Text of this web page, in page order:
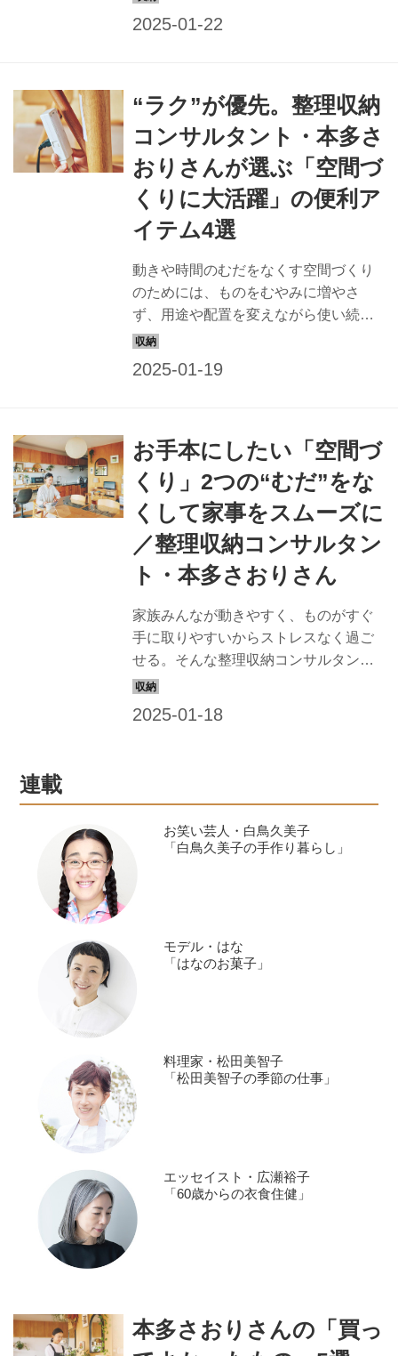
（『天然生活』2022年8月号掲載）
“ラク”が優先。整理収納
コンサルタント・本多さ
おりさんが選ぶ「空間づ
くりに大活躍」の便利ア
イテム4選
動きや時間のむだをなくす空間づくり
のためには、ものをむやみに増やさ
ず、用途や配置を変えながら使い続け
ているという整理収納コンサルタント
お手本にしたい「空間づ
くり」2つの“むだ”をな
くして家事をスムーズに
／整理収納コンサルタン
ト・本多さおりさん
家族みんなが動きやすく、ものがすぐ
手に取りやすいからストレスなく過ご
せる。そんな整理収納コンサルタン
ト・本多さおりさんの自宅には、上手
連載
お笑い芸人・白鳥久美子
「白鳥久美子の手作り暮らし」
モデル・はな
「はなのお菓子」
料理家・松田美智子
「松田美智子の季節の仕事」
エッセイスト・広瀬裕子
「60歳からの衣食住健」
本多さおりさんの「買っ